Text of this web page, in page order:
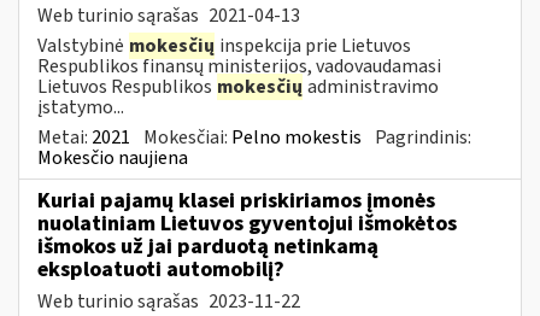
Web turinio sąrašas 2021-04-13
Valstybinė mokesčių inspekcija prie Lietuvos
Respublikos finansų ministerijos, vadovaudamasi
Lietuvos Respublikos mokesčių administravimo
įstatymo...
Metai: 2021 Mokesčiai: Pelno mokestis Pagrindinis:
Mokesčio naujiena
Kuriai pajamų klasei priskiriamos įmonės
nuolatiniam Lietuvos gyventojui išmokėtos
išmokos už jai parduotą netinkamą
eksploatuoti automobilį?
Web turinio sąrašas 2023-11-22